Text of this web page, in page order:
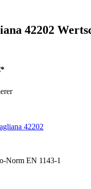
42202